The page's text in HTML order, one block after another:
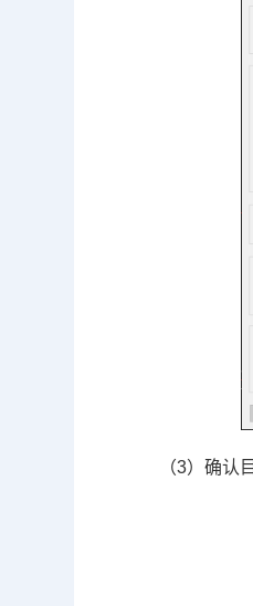
（3）确认